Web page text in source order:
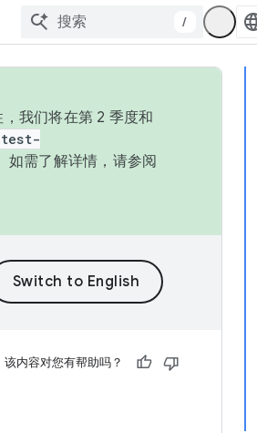
/
我们将在第 2 季度和
如需了解详情，请参阅
该内容对您有帮助吗？